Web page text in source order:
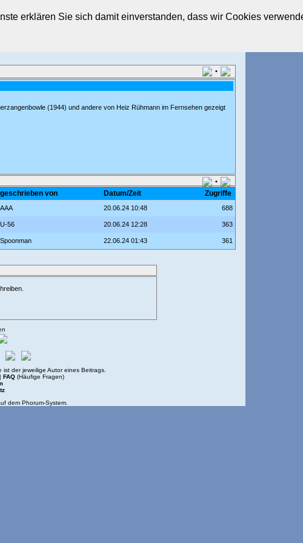
erklären Sie sich damit einverstanden, dass wir Cookies
•
(1944) und andere von Heiz Rühmann im Fernsehen gezeigt
•
geschrieben von Datum/Zeit Zugriffe
AAA 20.06.24 10:48 688
U-56 20.06.24 12:28 363
Spoonman 22.06.24 01:43 361
der jeweilige Autor eines Beitrags.
FAQ (Häufige Fragen)
dem Phorum-System.